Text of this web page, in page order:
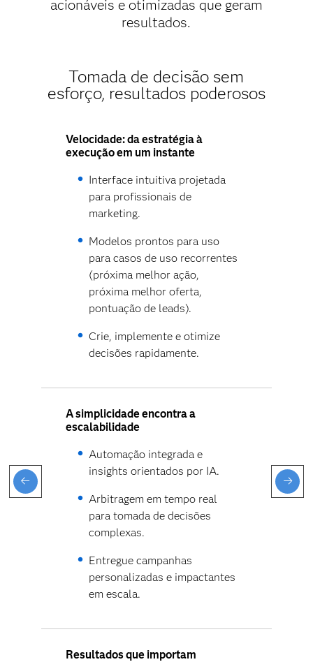
acionáveis e otimizadas que geram
resultados.
Tomada de decisão sem
esforço, resultados poderosos
Velocidade: da estratégia à
execução em um instante
Interface intuitiva projetada
para profissionais de
marketing.
Modelos prontos para uso
para casos de uso recorrentes
(próxima melhor ação,
próxima melhor oferta,
pontuação de leads).
Crie, implemente e otimize
decisões rapidamente.
A simplicidade encontra a
escalabilidade
Automação integrada e
insights orientados por IA.
Arbitragem em tempo real
para tomada de decisões
complexas.
Entregue campanhas
personalizadas e impactantes
em escala.
Resultados que importam